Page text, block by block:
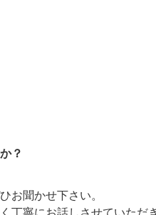
？
お聞かせ下さい。
丁寧にお話しさせていただ